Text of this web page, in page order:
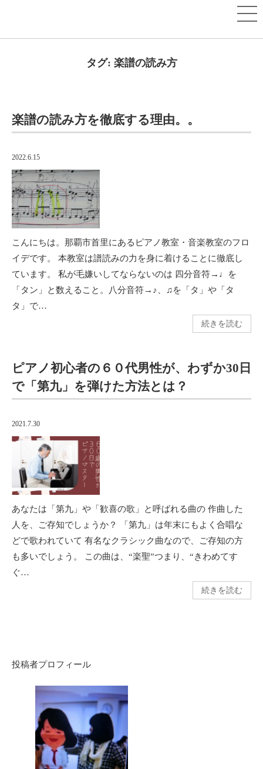
タグ: 楽譜の読み方
楽譜の読み方を徹底する理由。。
2022.6.15
こんにちは。那覇市首里にあるピアノ教室・音楽教室のフロ
イデです。 本教室は譜読みの力を身に着けることに徹底し
ています。 私が毛嫌いしてならないのは 四分音符→♩を
「タン」と数えること。八分音符→♪、♫を「タ」や「タ
タ」で…
続きを読む
ピアノ初心者の６０代男性が、わずか30日
で「第九」を弾けた方法とは？
2021.7.30
あなたは「第九」や「歓喜の歌」と呼ばれる曲の 作曲した
人を、ご存知でしょうか？ 「第九」は年末にもよく合唱な
どで歌われていて 有名なクラシック曲なので、ご存知の方
も多いでしょう。 この曲は、“楽聖”つまり、“きわめてす
ぐ…
続きを読む
投稿者プロフィール